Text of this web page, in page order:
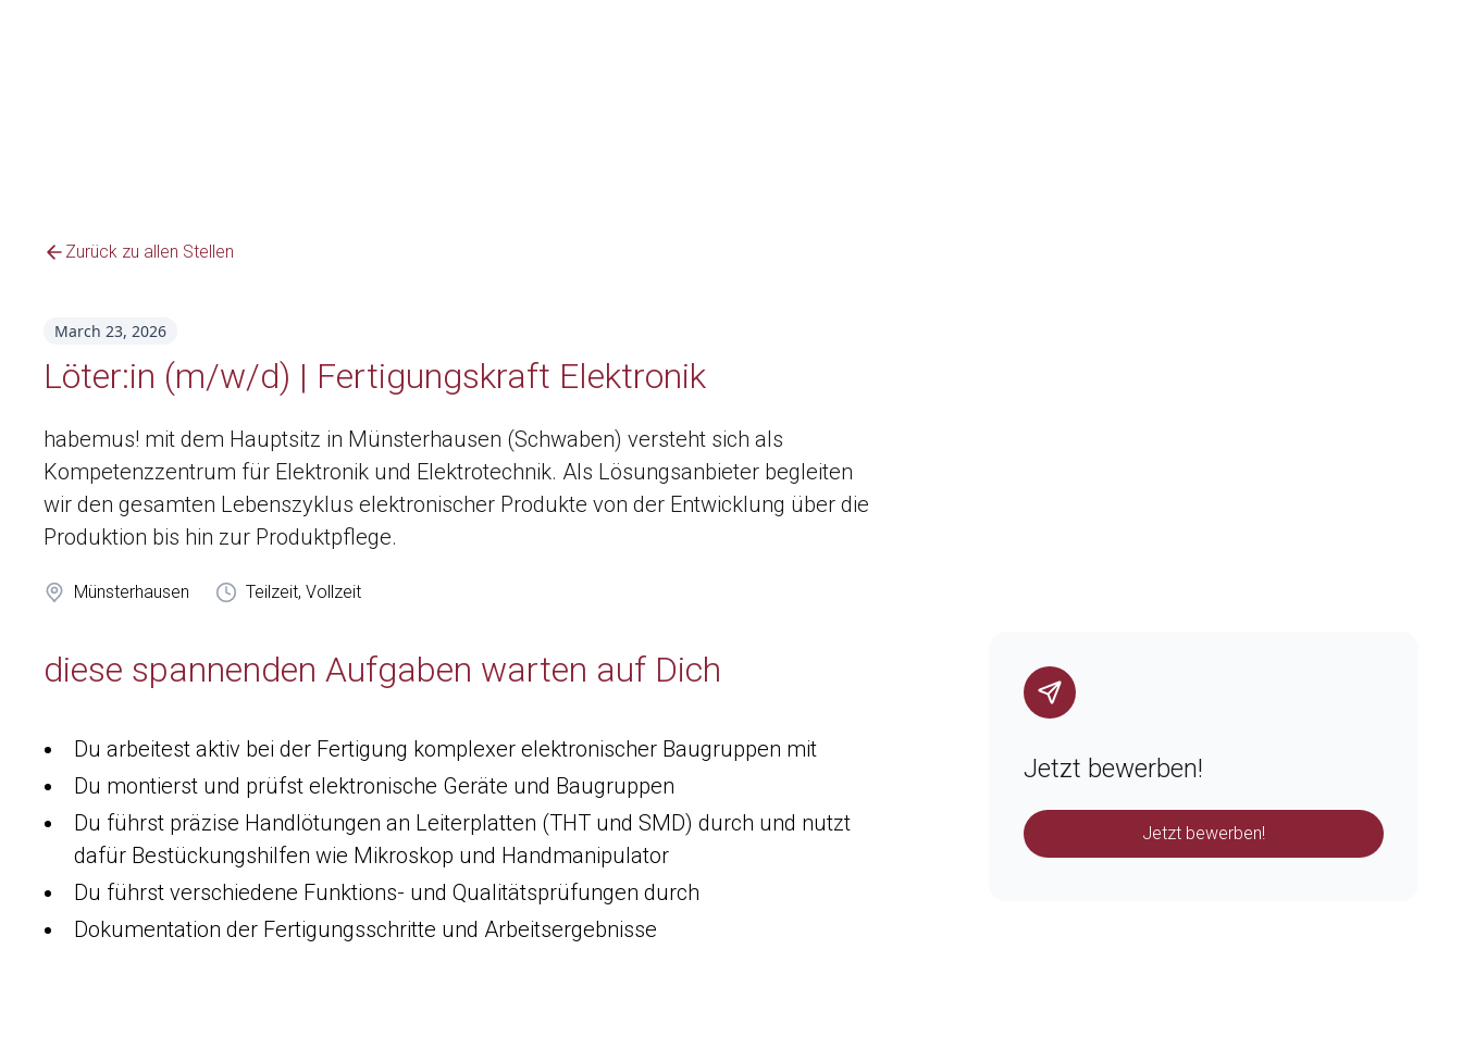
Zurück zu allen Stellen
March 23, 2026
Löter:in (m/w/d) | Fertigungskraft Elektronik
habemus! mit dem Hauptsitz in Münsterhausen (Schwaben) versteht sich als
Kompetenzzentrum für Elektronik und Elektrotechnik. Als Lösungsanbieter begleiten
wir den gesamten Lebenszyklus elektronischer Produkte von der Entwicklung über die
Produktion bis hin zur Produktpflege.
Münsterhausen Teilzeit, Vollzeit
diese spannenden Aufgaben warten auf Dich
Du arbeitest aktiv bei der Fertigung komplexer elektronischer Baugruppen mit
Du montierst und prüfst elektronische Geräte und Baugruppen
Du führst präzise Handlötungen an Leiterplatten (THT und SMD) durch und nutzt
dafür Bestückungshilfen wie Mikroskop und Handmanipulator
Du führst verschiedene Funktions- und Qualitätsprüfungen durch
Dokumentation der Fertigungsschritte und Arbeitsergebnisse
Jetzt bewerben!
Jetzt bewerben!